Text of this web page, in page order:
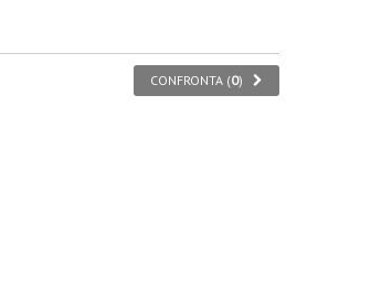
CONFRONTA (0)